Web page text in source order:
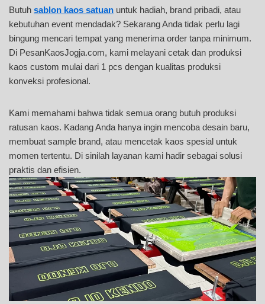
Butuh sablon kaos satuan untuk hadiah, brand pribadi, atau
kebutuhan event mendadak? Sekarang Anda tidak perlu lagi
bingung mencari tempat yang menerima order tanpa minimum.
Di PesanKaosJogja.com, kami melayani cetak dan produksi
kaos custom mulai dari 1 pcs dengan kualitas produksi
konveksi profesional.
Kami memahami bahwa tidak semua orang butuh produksi
ratusan kaos. Kadang Anda hanya ingin mencoba desain baru,
membuat sample brand, atau mencetak kaos spesial untuk
momen tertentu. Di sinilah layanan kami hadir sebagai solusi
praktis dan efisien.